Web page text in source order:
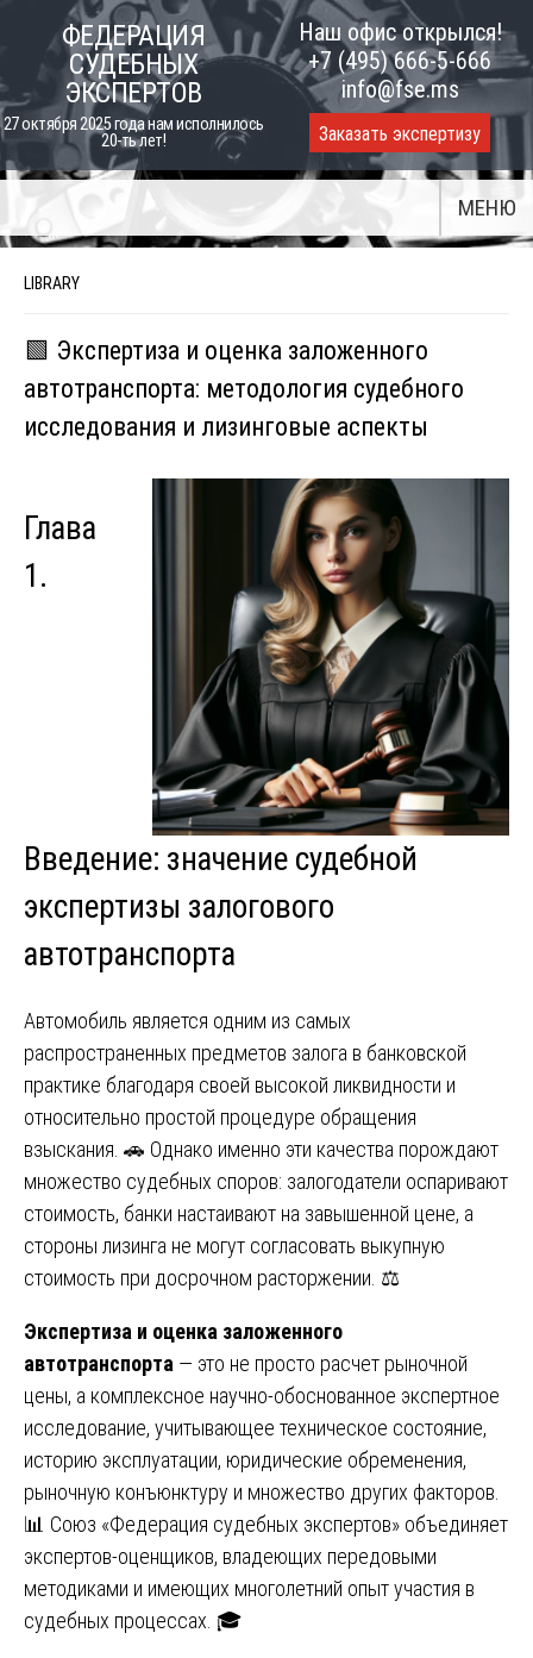
content
ФЕДЕРАЦИЯ
СУДЕБНЫХ
ЭКСПЕРТОВ
27 октября 2025 года нам исполнилось
20-ть лет!
Наш офис открылся!
+7 (495) 666-5-666
info@fse.ms
Заказать экспертизу
МЕНЮ
LIBRARY
🟩 Экспертиза и оценка заложенного
автотранспорта: методология судебного
исследования и лизинговые аспекты
Глава
1.
Введение: значение судебной
экспертизы залогового
автотранспорта
Автомобиль является одним из самых
распространенных предметов залога в банковской
практике благодаря своей высокой ликвидности и
относительно простой процедуре обращения
взыскания. 🚗 Однако именно эти качества порождают
множество судебных споров: залогодатели оспаривают
стоимость, банки настаивают на завышенной цене, а
стороны лизинга не могут согласовать выкупную
стоимость при досрочном расторжении. ⚖️
Экспертиза и оценка заложенного
автотранспорта — это не просто расчет рыночной
цены, а комплексное научно-обоснованное экспертное
исследование, учитывающее техническое состояние,
историю эксплуатации, юридические обременения,
рыночную конъюнктуру и множество других факторов.
📊 Союз «Федерация судебных экспертов» объединяет
экспертов-оценщиков, владеющих передовыми
методиками и имеющих многолетний опыт участия в
судебных процессах. 🎓